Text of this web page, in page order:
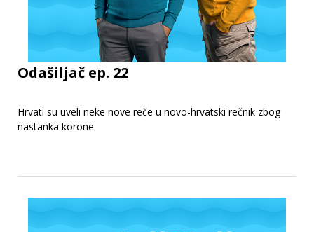
Odašiljač ep. 22
Hrvati su uveli neke nove reče u novo-hrvatski rečnik zbog
nastanka korone